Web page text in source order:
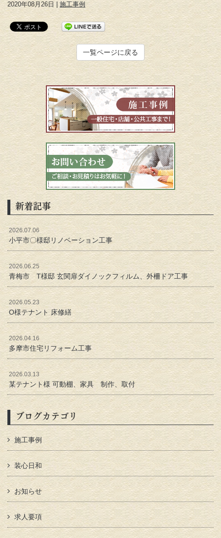
2020年08月26日 | 施工事例
一覧ページに戻る
新着記事
2026.07.06
小平市〇様邸リノベーション工事
2026.06.25
青梅市 T様邸 玄関扉ダイノックフィルム、外柵ドア工事
2026.05.23
O様テナント 床修繕
2026.04.16
多摩市住宅リフォーム工事
2026.03.13
某テナント様 可動棚、家具 制作、取付
ブログカテゴリ
施工事例
装心日和
お知らせ
求人要項